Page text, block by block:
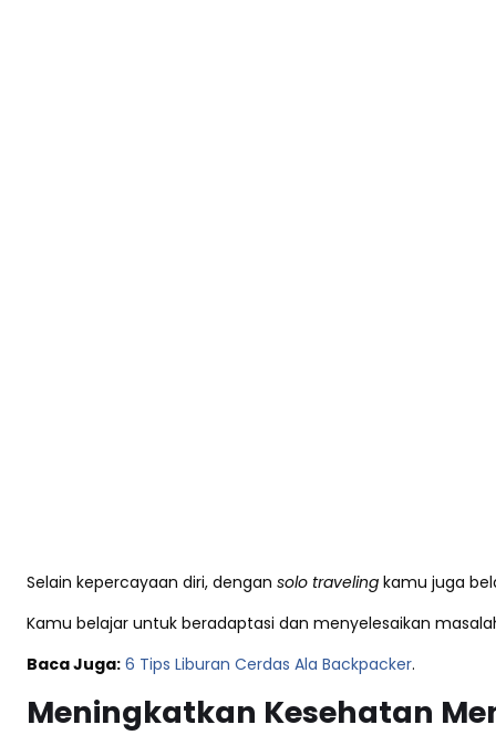
Selain kepercayaan diri, dengan solo traveling kamu juga
Kamu belajar untuk beradaptasi dan menyelesaikan
Baca Juga: 6 Tips Liburan Cerdas Ala Backpacker.
Meningkatkan Kesehatan